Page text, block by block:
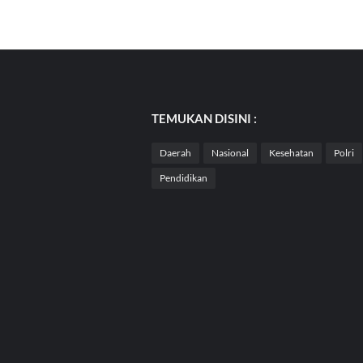
TEMUKAN DISINI :
Daerah Nasional Kesehatan Polri
Pendidikan